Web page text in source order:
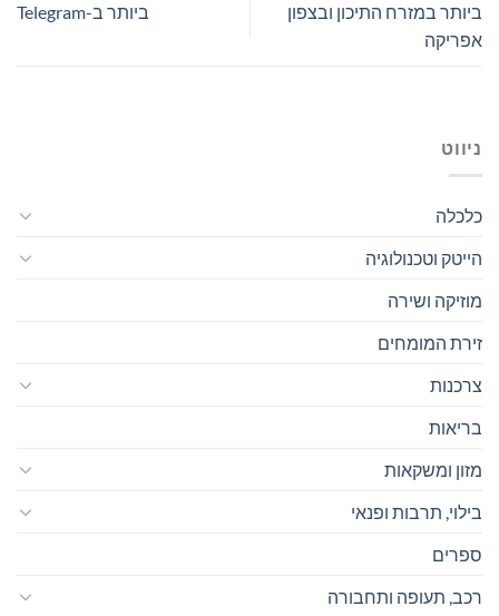
ביותר במזרח התיכון ובצפון
אפריקה
ביותר ב-Telegram
ניווט
כלכלה
הייטק וטכנולוגיה
מוזיקה ושירה
זירת המומחים
צרכנות
בריאות
מזון ומשקאות
בילוי, תרבות ופנאי
ספרים
רכב, תעופה ותחבורה